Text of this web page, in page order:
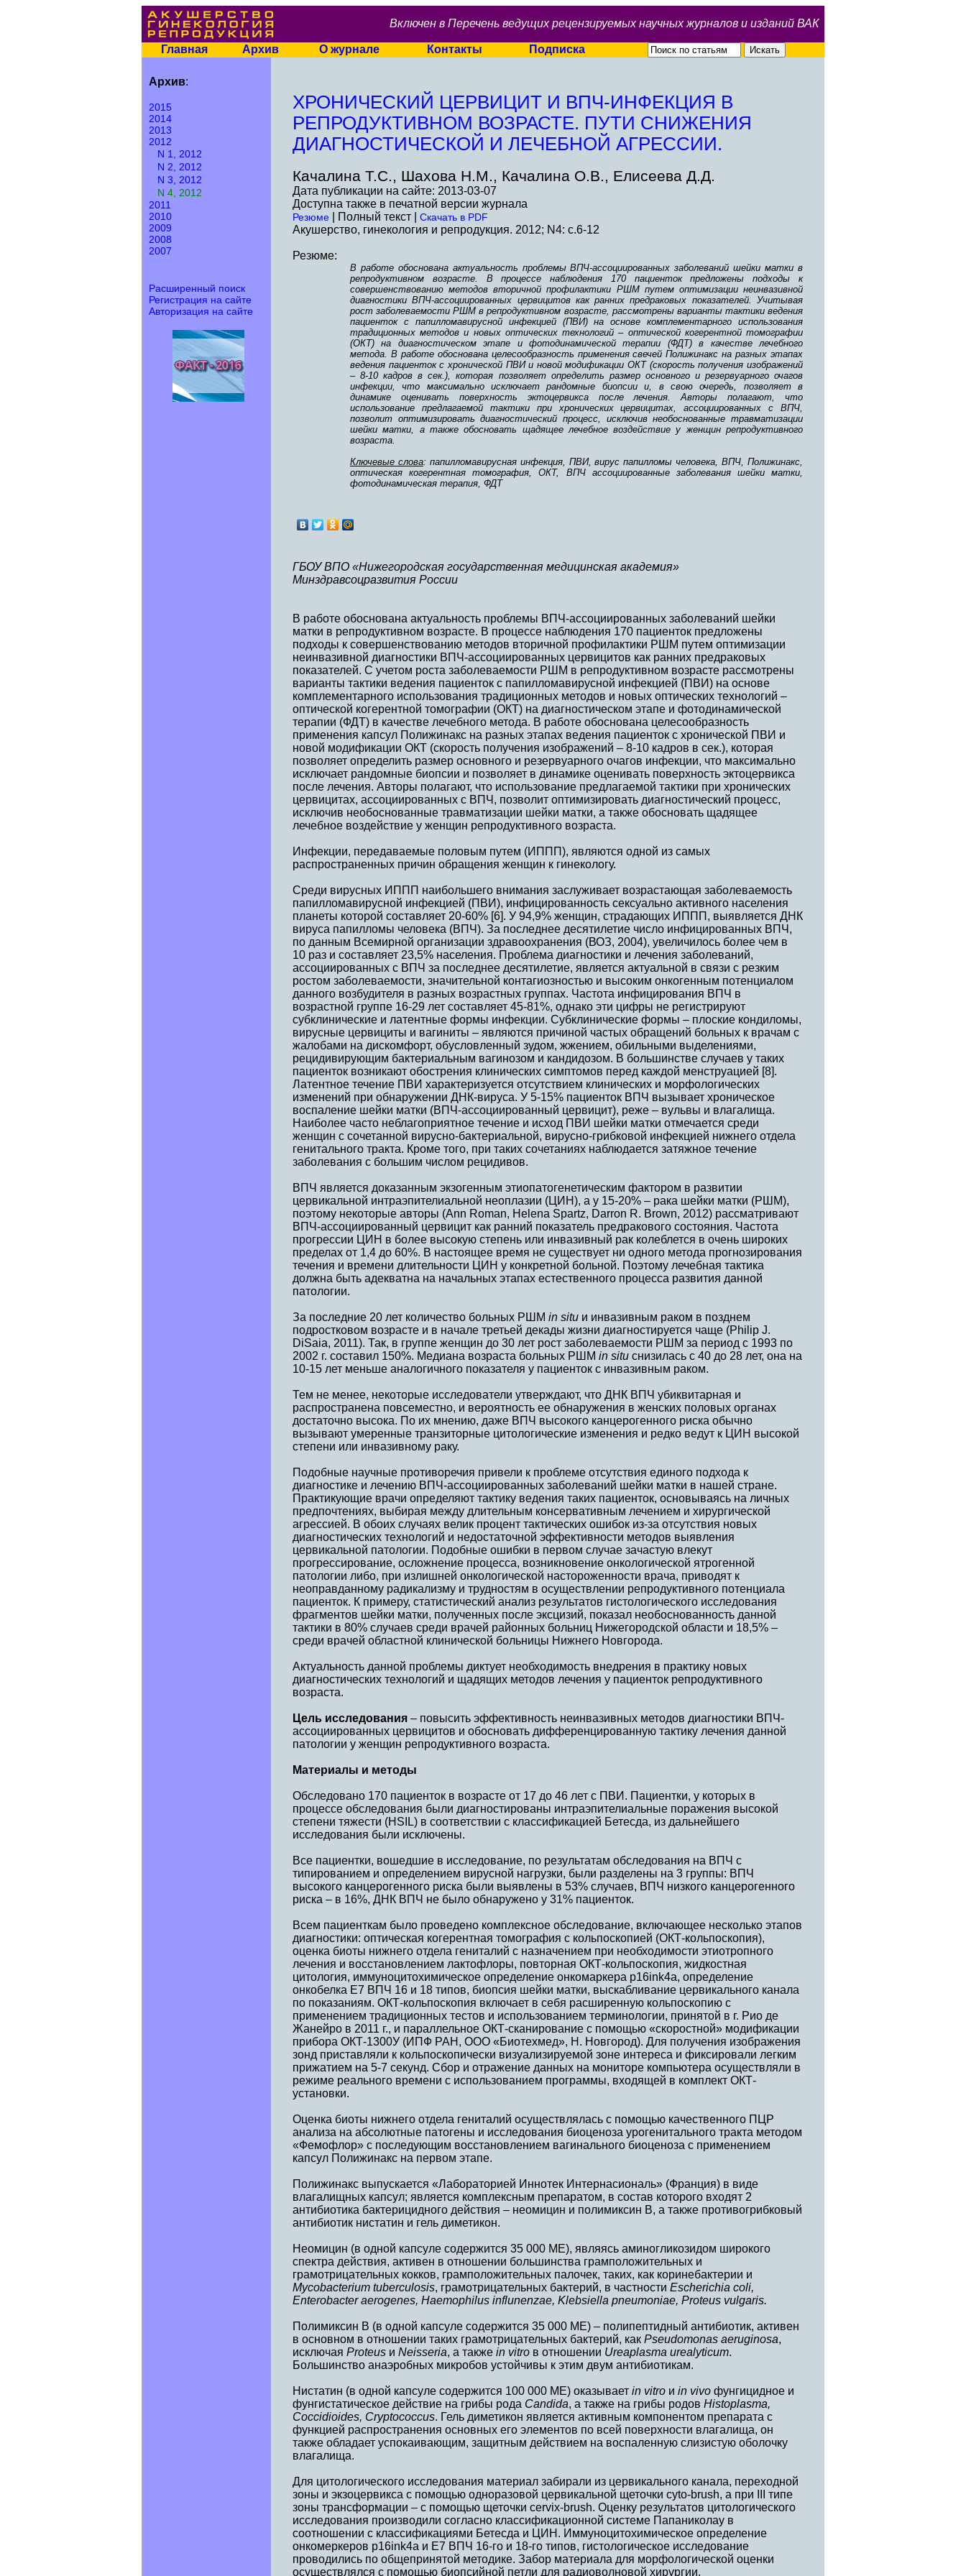
Включен в Перечень ведущих рецензируемых научных журналов и изданий ВАК
Главная Архив О журнале Контакты Подписка
Архив:
2015
2014
2013
2012
N 1, 2012
N 2, 2012
N 3, 2012
N 4, 2012
2011
2010
2009
2008
2007
Расширенный поиск
Регистрация на сайте
Авторизация на сайте
ХРОНИЧЕСКИЙ ЦЕРВИЦИТ И ВПЧ-ИНФЕКЦИЯ В
РЕПРОДУКТИВНОМ ВОЗРАСТЕ. ПУТИ СНИЖЕНИЯ
ДИАГНОСТИЧЕСКОЙ И ЛЕЧЕБНОЙ АГРЕССИИ.
Качалина Т.С., Шахова Н.М., Качалина О.В., Елисеева Д.Д.
Дата публикации на сайте: 2013-03-07
Доступна также в печатной версии журнала
Резюме | Полный текст | Скачать в PDF
Акушерство, гинекология и репродукция. 2012; N4: c.6-12
Резюме:
В работе обоснована актуальность проблемы ВПЧ-ассоциированных заболеваний шейки матки в
репродуктивном возрасте. В процессе наблюдения 170 пациенток предложены подходы к
совершенствованию методов вторичной профилактики РШМ путем оптимизации неинвазивной
диагностики ВПЧ-ассоциированных цервицитов как ранних предраковых показателей. Учитывая
рост заболеваемости РШМ в репродуктивном возрасте, рассмотрены варианты тактики ведения
пациенток с папилломавирусной инфекцией (ПВИ) на основе комплементарного использования
традиционных методов и новых оптических технологий – оптической когерентной томографии
(ОКТ) на диагностическом этапе и фотодинамической терапии (ФДТ) в качестве лечебного
метода. В работе обоснована целесообразность применения свечей Полижинакс на разных этапах
ведения пациенток с хронической ПВИ и новой модификации ОКТ (скорость получения изображений
– 8-10 кадров в сек.), которая позволяет определить размер основного и резервуарного очагов
инфекции, что максимально исключает рандомные биопсии и, в свою очередь, позволяет в
динамике оценивать поверхность эктоцервикса после лечения. Авторы полагают, что
использование предлагаемой тактики при хронических цервицитах, ассоциированных с ВПЧ,
позволит оптимизировать диагностический процесс, исключив необоснованные травматизации
шейки матки, а также обосновать щадящее лечебное воздействие у женщин репродуктивного
возраста.
Ключевые слова: папилломавирусная инфекция, ПВИ, вирус папилломы человека, ВПЧ, Полижинакс,
оптическая когерентная томография, ОКТ, ВПЧ ассоциированные заболевания шейки матки,
фотодинамическая терапия, ФДТ
ГБОУ ВПО «Нижегородская государственная медицинская академия»
Минздравсоцразвития России
В работе обоснована актуальность проблемы ВПЧ-ассоциированных заболеваний шейки
матки в репродуктивном возрасте. В процессе наблюдения 170 пациенток предложены
подходы к совершенствованию методов вторичной профилактики РШМ путем оптимизации
неинвазивной диагностики ВПЧ-ассоциированных цервицитов как ранних предраковых
показателей. С учетом роста заболеваемости РШМ в репродуктивном возрасте рассмотрены
варианты тактики ведения пациенток с папилломавирусной инфекцией (ПВИ) на основе
комплементарного использования традиционных методов и новых оптических технологий –
оптической когерентной томографии (ОКТ) на диагностическом этапе и фотодинамической
терапии (ФДТ) в качестве лечебного метода. В работе обоснована целесообразность
применения капсул Полижинакс на разных этапах ведения пациенток с хронической ПВИ и
новой модификации ОКТ (скорость получения изображений – 8-10 кадров в сек.), которая
позволяет определить размер основного и резервуарного очагов инфекции, что максимально
исключает рандомные биопсии и позволяет в динамике оценивать поверхность эктоцервикса
после лечения. Авторы полагают, что использование предлагаемой тактики при хронических
цервицитах, ассоциированных с ВПЧ, позволит оптимизировать диагностический процесс,
исключив необоснованные травматизации шейки матки, а также обосновать щадящее
лечебное воздействие у женщин репродуктивного возраста.
Инфекции, передаваемые половым путем (ИППП), являются одной из самых
распространенных причин обращения женщин к гинекологу.
Среди вирусных ИППП наибольшего внимания заслуживает возрастающая заболеваемость
папилломавирусной инфекцией (ПВИ), инфицированность сексуально активного населения
планеты которой составляет 20-60% [6]. У 94,9% женщин, страдающих ИППП, выявляется ДНК
вируса папилломы человека (ВПЧ). За последнее десятилетие число инфицированных ВПЧ,
по данным Всемирной организации здравоохранения (ВОЗ, 2004), увеличилось более чем в
10 раз и составляет 23,5% населения. Проблема диагностики и лечения заболеваний,
ассоциированных с ВПЧ за последнее десятилетие, является актуальной в связи с резким
ростом заболеваемости, значительной контагиозностью и высоким онкогенным потенциалом
данного возбудителя в разных возрастных группах. Частота инфицирования ВПЧ в
возрастной группе 16-29 лет составляет 45-81%, однако эти цифры не регистрируют
субклинические и латентные формы инфекции. Субклинические формы – плоские кондиломы,
вирусные цервициты и вагиниты – являются причиной частых обращений больных к врачам с
жалобами на дискомфорт, обусловленный зудом, жжением, обильными выделениями,
рецидивирующим бактериальным вагинозом и кандидозом. В большинстве случаев у таких
пациенток возникают обострения клинических симптомов перед каждой менструацией [8].
Латентное течение ПВИ характеризуется отсутствием клинических и морфологических
изменений при обнаружении ДНК-вируса. У 5-15% пациенток ВПЧ вызывает хроническое
воспаление шейки матки (ВПЧ-ассоциированный цервицит), реже – вульвы и влагалища.
Наиболее часто неблагоприятное течение и исход ПВИ шейки матки отмечается среди
женщин с сочетанной вирусно-бактериальной, вирусно-грибковой инфекцией нижнего отдела
генитального тракта. Кроме того, при таких сочетаниях наблюдается затяжное течение
заболевания с большим числом рецидивов.
ВПЧ является доказанным экзогенным этиопатогенетическим фактором в развитии
цервикальной интраэпителиальной неоплазии (ЦИН), а у 15-20% – рака шейки матки (РШМ),
поэтому некоторые авторы (Ann Roman, Helena Spartz, Darron R. Brown, 2012) рассматривают
ВПЧ-ассоциированный цервицит как ранний показатель предракового состояния. Частота
прогрессии ЦИН в более высокую степень или инвазивный рак колеблется в очень широких
пределах от 1,4 до 60%. В настоящее время не существует ни одного метода прогнозирования
течения и времени длительности ЦИН у конкретной больной. Поэтому лечебная тактика
должна быть адекватна на начальных этапах естественного процесса развития данной
патологии.
За последние 20 лет количество больных РШМ in situ и инвазивным раком в позднем
подростковом возрасте и в начале третьей декады жизни диагностируется чаще (Philip J.
DiSaia, 2011). Так, в группе женщин до 30 лет рост заболеваемости РШМ за период с 1993 по
2002 г. составил 150%. Медиана возраста больных РШМ in situ снизилась с 40 до 28 лет, она на
10-15 лет меньше аналогичного показателя у пациенток с инвазивным раком.
Тем не менее, некоторые исследователи утверждают, что ДНК ВПЧ убиквитарная и
распространена повсеместно, и вероятность ее обнаружения в женских половых органах
достаточно высока. По их мнению, даже ВПЧ высокого канцерогенного риска обычно
вызывают умеренные транзиторные цитологические изменения и редко ведут к ЦИН высокой
степени или инвазивному раку.
Подобные научные противоречия привели к проблеме отсутствия единого подхода к
диагностике и лечению ВПЧ-ассоциированных заболеваний шейки матки в нашей стране.
Практикующие врачи определяют тактику ведения таких пациенток, основываясь на личных
предпочтениях, выбирая между длительным консервативным лечением и хирургической
агрессией. В обоих случаях велик процент тактических ошибок из-за отсутствия новых
диагностических технологий и недостаточной эффективности методов выявления
цервикальной патологии. Подобные ошибки в первом случае зачастую влекут
прогрессирование, осложнение процесса, возникновение онкологической ятрогенной
патологии либо, при излишней онкологической настороженности врача, приводят к
неоправданному радикализму и трудностям в осуществлении репродуктивного потенциала
пациенток. К примеру, статистический анализ результатов гистологического исследования
фрагментов шейки матки, полученных после эксцизий, показал необоснованность данной
тактики в 80% случаев среди врачей районных больниц Нижегородской области и 18,5% –
среди врачей областной клинической больницы Нижнего Новгорода.
Актуальность данной проблемы диктует необходимость внедрения в практику новых
диагностических технологий и щадящих методов лечения у пациенток репродуктивного
возраста.
Цель исследования – повысить эффективность неинвазивных методов диагностики ВПЧ-
ассоциированных цервицитов и обосновать дифференцированную тактику лечения данной
патологии у женщин репродуктивного возраста.
Материалы и методы
Обследовано 170 пациенток в возрасте от 17 до 46 лет с ПВИ. Пациентки, у которых в
процессе обследования были диагностированы интраэпителиальные поражения высокой
степени тяжести (HSIL) в соответствии с классификацией Бетесда, из дальнейшего
исследования были исключены.
Все пациентки, вошедшие в исследование, по результатам обследования на ВПЧ с
типированием и определением вирусной нагрузки, были разделены на 3 группы: ВПЧ
высокого канцерогенного риска были выявлены в 53% случаев, ВПЧ низкого канцерогенного
риска – в 16%, ДНК ВПЧ не было обнаружено у 31% пациенток.
Всем пациенткам было проведено комплексное обследование, включающее несколько этапов
диагностики: оптическая когерентная томография с кольпоскопией (ОКТ-кольпоскопия),
оценка биоты нижнего отдела гениталий с назначением при необходимости этиотропного
лечения и восстановлением лактофлоры, повторная ОКТ-кольпоскопия, жидкостная
цитология, иммуноцитохимическое определение онкомаркера p16ink4a, определение
онкобелка Е7 ВПЧ 16 и 18 типов, биопсия шейки матки, выскабливание цервикального канала
по показаниям. ОКТ-кольпоскопия включает в себя расширенную кольпоскопию с
применением традиционных тестов и использованием терминологии, принятой в г. Рио де
Жанейро в 2011 г., и параллельное ОКТ-сканирование с помощью «скоростной» модификации
прибора ОКТ-1300У (ИПФ РАН, ООО «Биотехмед», Н. Новгород). Для получения изображения
зонд приставляли к кольпоскопически визуализируемой зоне интереса и фиксировали легким
прижатием на 5-7 секунд. Сбор и отражение данных на мониторе компьютера осуществляли в
режиме реального времени с использованием программы, входящей в комплект ОКТ-
установки.
Оценка биоты нижнего отдела гениталий осуществлялась с помощью качественного ПЦР
анализа на абсолютные патогены и исследования биоценоза урогенитального тракта методом
«Фемофлор» с последующим восстановлением вагинального биоценоза с применением
капсул Полижинакс на первом этапе.
Полижинакс выпускается «Лабораторией Иннотек Интернасиональ» (Франция) в виде
влагалищных капсул; является комплексным препаратом, в состав которого входят 2
антибиотика бактерицидного действия – неомицин и полимиксин В, а также противогрибковый
антибиотик нистатин и гель диметикон.
Неомицин (в одной капсуле содержится 35 000 МЕ), являясь аминогликозидом широкого
спектра действия, активен в отношении большинства грамположительных и
грамотрицательных кокков, грамположительных палочек, таких, как коринебактерии и
Mycobacterium tuberculosis, грамотрицательных бактерий, в частности Еscherichia сoli,
Enterobacter aerogenes, Haemophilus influnenzae, Klebsiella pneumoniae, Proteus vulgaris.
Полимиксин В (в одной капсуле содержится 35 000 МЕ) – полипептидный антибиотик, активен
в основном в отношении таких грамотрицательных бактерий, как Pseudomonas aeruginosa,
исключая Proteus и Neisseria, а также in vitro в отношении Ureaplasma urealyticum.
Большинство анаэробных микробов устойчивы к этим двум антибиотикам.
Нистатин (в одной капсуле содержится 100 000 МЕ) оказывает in vitro и in vivo фунгицидное и
фунгистатическое действие на грибы рода Candida, а также на грибы родов Histoplasma,
Coccidioides, Cryptococcus. Гель диметикон является активным компонентом препарата с
функцией распространения основных его элементов по всей поверхности влагалища, он
также обладает успокаивающим, защитным действием на воспаленную слизистую оболочку
влагалища.
Для цитологического исследования материал забирали из цервикального канала, переходной
зоны и экзоцервикса с помощью одноразовой цервикальной щеточки cyto-brush, а при III типе
зоны трансформации – с помощью щеточки cervix-brush. Оценку результатов цитологического
исследования производили согласно классификационной системе Папаниколау в
соотношении с классификациями Бетесда и ЦИН. Иммуноцитохимическое определение
онкомеркеров р16ink4a и Е7 ВПЧ 16-го и 18-го типов, гистологическое исследование
проводились по общепринятой методике. Забор материала для морфологической оценки
осуществлялся с помощью биопсийной петли для радиоволновой хирургии.